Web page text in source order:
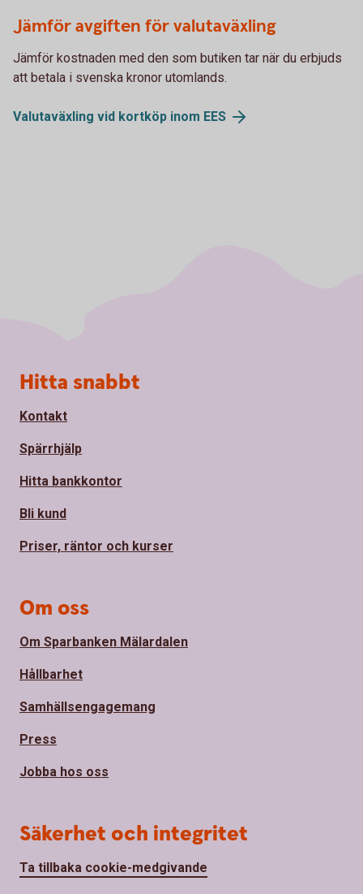
Jämför avgiften för valutaväxling
Jämför kostnaden med den som butiken tar när du erbjuds
att betala i svenska kronor utomlands.
Valutaväxling vid kortköp inom EES
Sidfot
Hitta snabbt
Kontakt
Spärrhjälp
Hitta bankkontor
Bli kund
Priser, räntor och kurser
Om oss
Om Sparbanken Mälardalen
Hållbarhet
Samhällsengagemang
Press
Jobba hos oss
Säkerhet och integritet
Ta tillbaka cookie-medgivande